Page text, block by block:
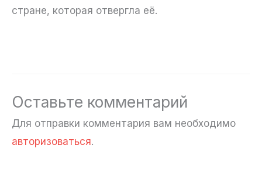
стране, которая отвергла её.
Оставьте комментарий
Для отправки комментария вам необходимо
авторизоваться.